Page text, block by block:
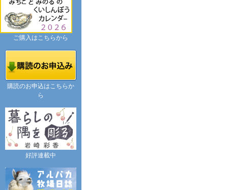
ご購入はこちらから
購読のお申込はこちらか
ら
好評連載中